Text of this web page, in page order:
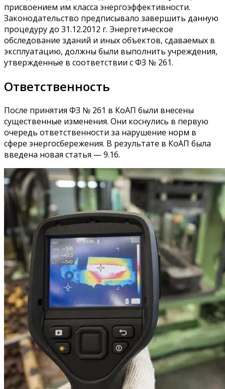
присвоением им класса энергоэффективности.
Законодательство предписывало завершить данную
процедуру до 31.12.2012 г. Энергетическое
обследование зданий и иных объектов, сдаваемых в
эксплуатацию, должны были выполнить учреждения,
утвержденные в соответствии с ФЗ № 261.
Ответственность
После принятия ФЗ № 261 в КоАП были внесены
существенные изменения. Они коснулись в первую
очередь ответственности за нарушение норм в
сфере энергосбережения. В результате в КоАП была
введена новая статья — 9.16.